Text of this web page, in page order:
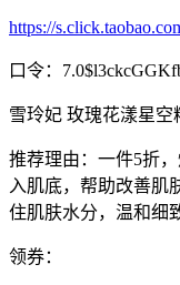
https://
口令：
雪玲妃 玫瑰花漾星空
推荐理由：一件5折
入肌底，帮助改善肌
住肌肤水分，温和细
领券：